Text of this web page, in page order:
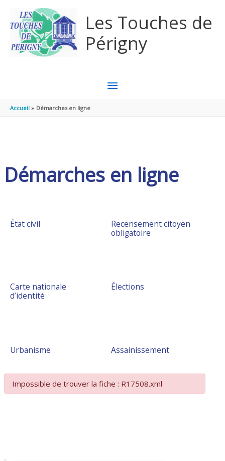
Les Touches de
Périgny
MENU
Accueil Démarches en ligne
Démarches en ligne
État civil
Recensement citoyen
obligatoire
Carte nationale
d’identité
Élections
Urbanisme Assainissement
Impossible de trouver la fiche : R17508.xml